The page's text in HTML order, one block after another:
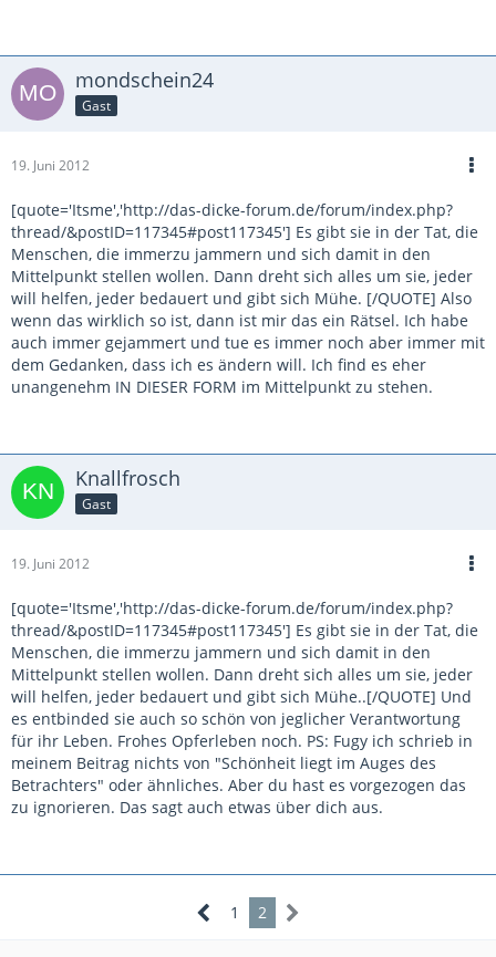
mondschein24
Gast
19. Juni 2012
[quote='Itsme','http://das-dicke-forum.de/forum/index.php?
thread/&postID=117345#post117345'] Es gibt sie in der Tat, die
Menschen, die immerzu jammern und sich damit in den
Mittelpunkt stellen wollen. Dann dreht sich alles um sie, jeder
will helfen, jeder bedauert und gibt sich Mühe. [/QUOTE] Also
wenn das wirklich so ist, dann ist mir das ein Rätsel. Ich habe
auch immer gejammert und tue es immer noch aber immer mit
dem Gedanken, dass ich es ändern will. Ich find es eher
unangenehm IN DIESER FORM im Mittelpunkt zu stehen.
Knallfrosch
Gast
19. Juni 2012
[quote='Itsme','http://das-dicke-forum.de/forum/index.php?
thread/&postID=117345#post117345'] Es gibt sie in der Tat, die
Menschen, die immerzu jammern und sich damit in den
Mittelpunkt stellen wollen. Dann dreht sich alles um sie, jeder
will helfen, jeder bedauert und gibt sich Mühe..[/QUOTE] Und
es entbinded sie auch so schön von jeglicher Verantwortung
für ihr Leben. Frohes Opferleben noch. PS: Fugy ich schrieb in
meinem Beitrag nichts von "Schönheit liegt im Auges des
Betrachters" oder ähnliches. Aber du hast es vorgezogen das
zu ignorieren. Das sagt auch etwas über dich aus.
1 2